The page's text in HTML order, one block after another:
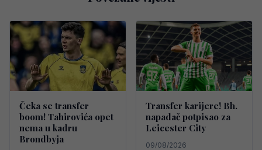
Čeka se transfer
boom! Tahirovića opet
nema u kadru
Brondbyja
Transfer karijere! Bh.
napadač potpisao za
Leicester City
09/08/2026